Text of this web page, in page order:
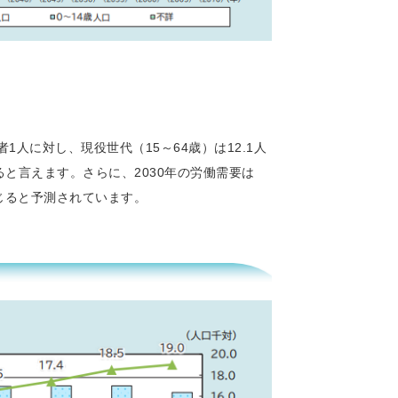
1人に対し、現役世代（15～64歳）は12.1人
言えます。さらに、2030年の労働需要は
と予測されています。